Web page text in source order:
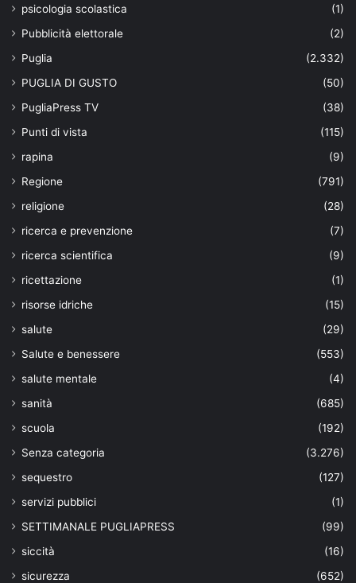
psicologia scolastica
(1)
Pubblicità elettorale
(2)
Puglia
(2.332)
PUGLIA DI GUSTO
(50)
PugliaPress TV
(38)
Punti di vista
(115)
rapina
(9)
Regione
(791)
religione
(28)
ricerca e prevenzione
(7)
ricerca scientifica
(9)
ricettazione
(1)
risorse idriche
(15)
salute
(29)
Salute e benessere
(553)
salute mentale
(4)
sanità
(685)
scuola
(192)
Senza categoria
(3.276)
sequestro
(127)
servizi pubblici
(1)
SETTIMANALE PUGLIAPRESS
(99)
siccità
(16)
sicurezza
(652)